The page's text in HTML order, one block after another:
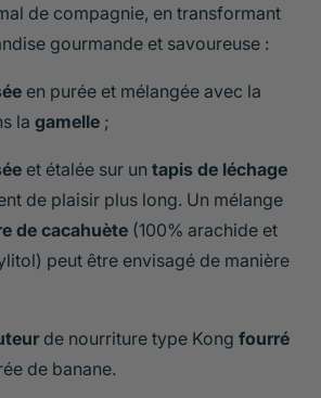
de compagnie, en transformant
gourmande et savoureuse :
en purée et mélangée avec la
la gamelle ;
et étalée sur un tapis de léchage
de plaisir plus long. Un mélange
de cacahuète (100% arachide et
peut être envisagé de manière
de nourriture type Kong fourré
de banane.